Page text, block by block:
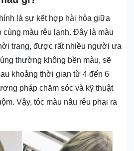
là sự kết hợp hài hòa giữa
cùng màu rêu lạnh. Đây là màu
trang, được rất nhiều người ưa
thường không bền màu, sẽ
khoảng thời gian từ 4 đến 6
pháp chăm sóc và kỹ thuật
Vậy, tóc màu nâu rêu phai ra